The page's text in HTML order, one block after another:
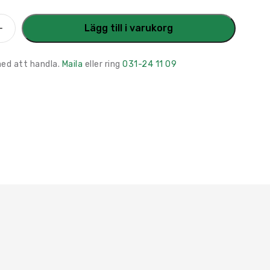
Lägg till i varukorg
att handla. Maila eller ring 031-24 11 09